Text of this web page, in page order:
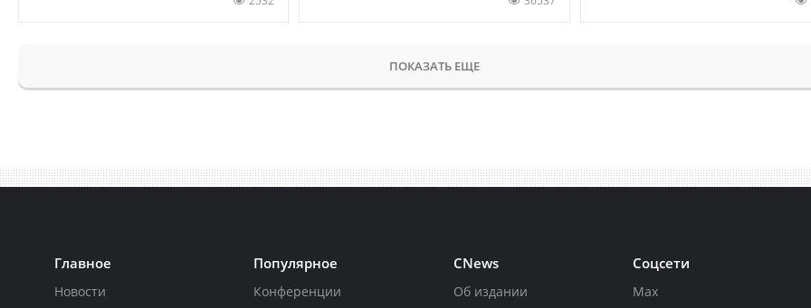
ПОКАЗАТЬ ЕЩЕ
Главное
Новости
Популярное
Конференции
CNews
Об издании
Соцсети
Max